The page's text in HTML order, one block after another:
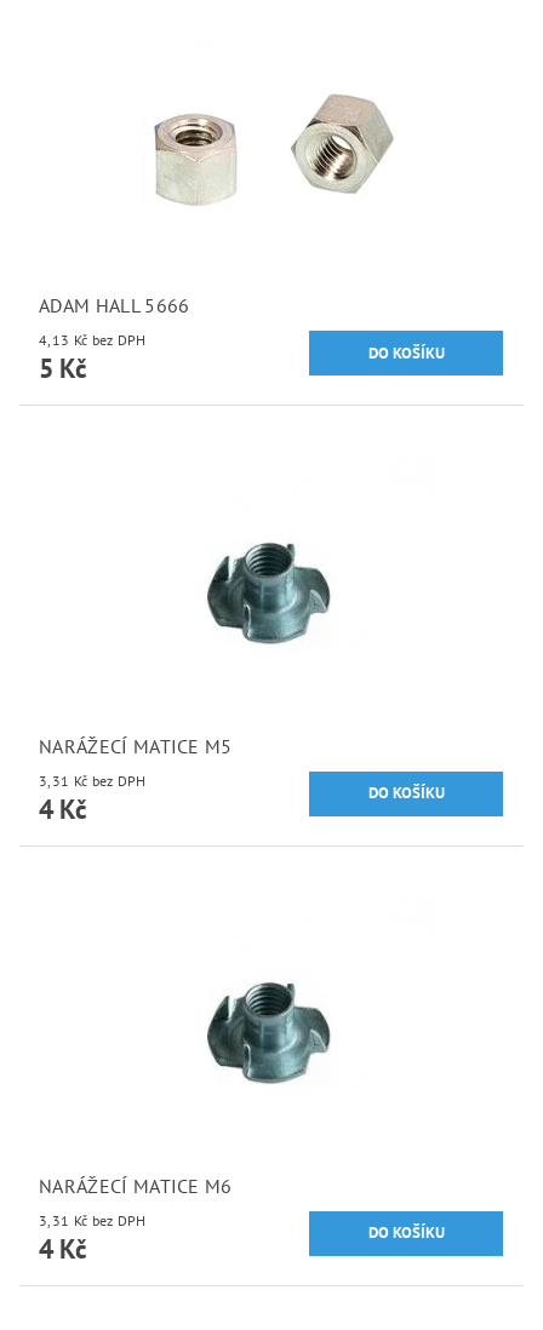
ADAM HALL 5666
4,13 Kč bez DPH
5 Kč
NARÁŽECÍ MATICE M5
3,31 Kč bez DPH
4 Kč
NARÁŽECÍ MATICE M6
3,31 Kč bez DPH
4 Kč